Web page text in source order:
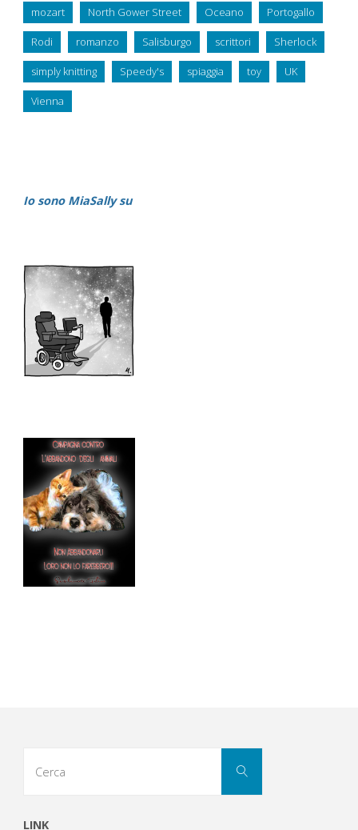
mozart North Gower Street Oceano Portogallo
Rodi romanzo Salisburgo scrittori Sherlock
simply knitting Speedy's spiaggia toy UK
Vienna
Io sono MiaSally su
Cerca
LINK